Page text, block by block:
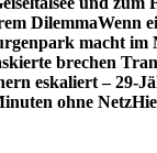
DilemmaWenn
macht im
brechen
eskaliert – 29-
ohne Netz